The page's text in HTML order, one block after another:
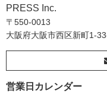
PRESS Inc.
〒550-0013
大阪府大阪市西区新町1-
営業日カレンダー